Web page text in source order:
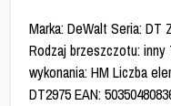
Marka: DeWalt Seria:
Rodzaj brzeszczotu: inny
wykonania: HM Liczba
DT2975 EAN: